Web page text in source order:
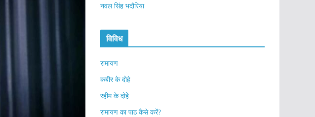
नवल सिंह भदौरिया
विविध
रामायण
कबीर के दोहे
रहीम के दोहे
रामायण का पाठ कैसे करें?